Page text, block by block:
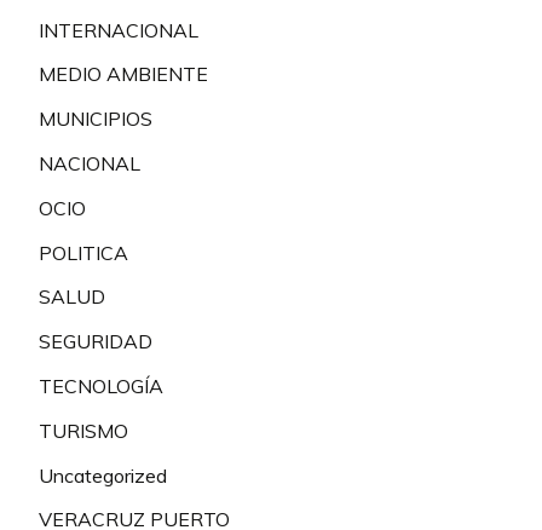
INTERNACIONAL
MEDIO AMBIENTE
MUNICIPIOS
NACIONAL
OCIO
POLITICA
SALUD
SEGURIDAD
TECNOLOGÍA
TURISMO
Uncategorized
VERACRUZ PUERTO